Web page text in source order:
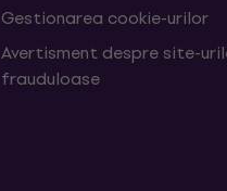
Gestionarea cookie-urilor
Avertisment despre site-
frauduloase